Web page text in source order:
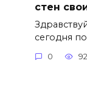
стен
сегодня
0 92